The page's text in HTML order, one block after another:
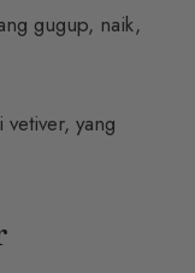
gugup, naik,
yang